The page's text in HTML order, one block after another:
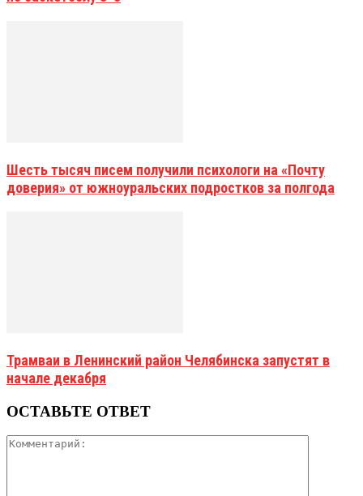
Шесть тысяч писем получили психологи на «Почту
доверия» от южноуральских подростков за полгода
Трамваи в Ленинский район Челябинска запустят в
начале декабря
ОСТАВЬТЕ ОТВЕТ